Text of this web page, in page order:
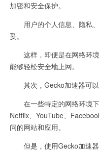
加密和安全保护。
用户的个人信息、隐私、
妥。
这样，即便是在网络环境
能够轻松安全地上网。
其次，Gecko加速器可以
在一些特定的网络环境下
Netflix、YouTube、
问的网站和应用。
但是，使用Gecko加速器